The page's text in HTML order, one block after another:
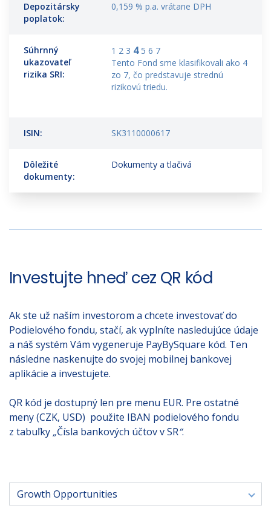
Depozitársky
poplatok:
0,159 % p.a. vrátane DPH
Súhrnný
ukazovateľ
rizika SRI:
1 2 3 45 6 7
Tento Fond sme klasifikovali ako 4
zo 7, čo predstavuje strednú
rizikovú triedu.
ISIN: SK3110000617
Dôležité
dokumenty:
Dokumenty a tlačivá
Investujte hneď cez QR kód
Ak ste už naším investorom a chcete investovať do
Podielového fondu, stačí, ak vyplníte nasledujúce údaje
a náš systém Vám vygeneruje PayBySquare kód. Ten
následne naskenujte do svojej mobilnej bankovej
aplikácie a investujete.
QR kód je dostupný len pre menu EUR. Pre ostatné
meny (CZK, USD) použite IBAN podielového fondu
z tabuľky „Čísla bankových účtov v SR“.
Podielový fond
Growth Opportunities